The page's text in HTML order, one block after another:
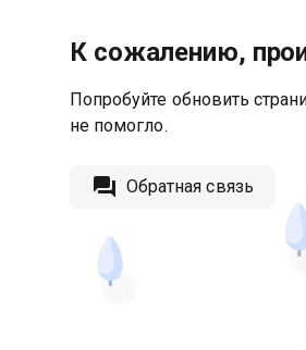
К сожалению,
Попробуйте обновить
не помогло.
Обратная связь